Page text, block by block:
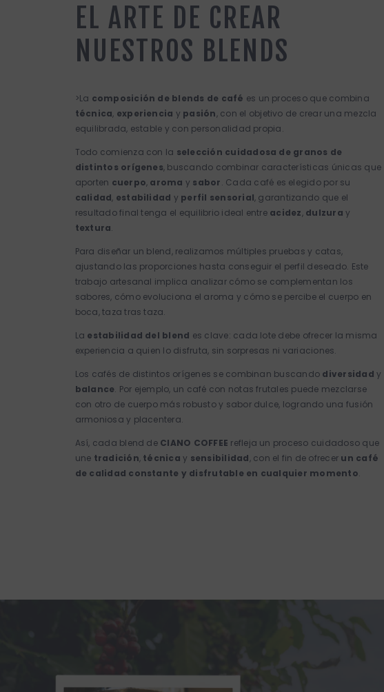
EL ARTE DE CREAR
NUESTROS BLENDS
>La composición de blends de café es un proceso que combina
técnica, experiencia y pasión, con el objetivo de crear una mezcla
equilibrada, estable y con personalidad propia.
Todo comienza con la selección cuidadosa de granos de
distintos orígenes, buscando combinar características únicas que
aporten cuerpo, aroma y sabor. Cada café es elegido por su
calidad, estabilidad y perfil sensorial, garantizando que el
resultado final tenga el equilibrio ideal entre acidez, dulzura y
textura.
Para diseñar un blend, realizamos múltiples pruebas y catas,
ajustando las proporciones hasta conseguir el perfil deseado. Este
trabajo artesanal implica analizar cómo se complementan los
sabores, cómo evoluciona el aroma y cómo se percibe el cuerpo en
boca, taza tras taza.
La estabilidad del blend es clave: cada lote debe ofrecer la misma
experiencia a quien lo disfruta, sin sorpresas ni variaciones.
Los cafés de distintos orígenes se combinan buscando diversidad y
balance. Por ejemplo, un café con notas frutales puede mezclarse
con otro de cuerpo más robusto y sabor dulce, logrando una fusión
armoniosa y placentera.
Así, cada blend de CIANO COFFEE refleja un proceso cuidadoso que
une tradición, técnica y sensibilidad, con el fin de ofrecer un café
de calidad constante y disfrutable en cualquier momento.